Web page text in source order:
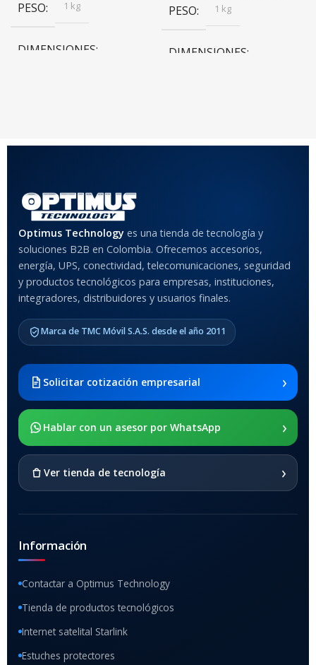
PESO 1 kg
DIMENSIONES
PESO 1 kg
DIMENSIONES
Anti-Shock
MODELO DE TABLETS
COMPATIBLES
Samsung Galaxy Tab A8 10.5
2021 SM-x200 / Samsung
x205
SOPORTE DE APOYO
Optimus Technology es una tienda de tecnología y
soluciones B2B en Colombia. Ofrecemos accesorios,
energía, UPS, conectividad, telecomunicaciones, seguridad
y productos tecnológicos para empresas, instituciones,
integradores, distribuidores y usuarios finales.
Marca de TMC Móvil S.A.S. desde el año 2011
Solicitar cotización empresarial ›
Hablar con un asesor por WhatsApp ›
Ver tienda de tecnología ›
Información
Contactar a Optimus Technology
Tienda de productos tecnológicos
Internet satelital Starlink
Estuches protectores